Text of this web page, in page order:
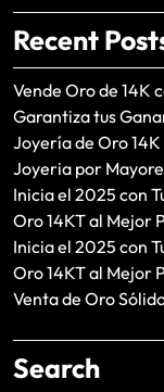
Recent
Vende Oro de 14K
Garantiza tus
Joyería de Oro
Joyeria por
Inicia el 2025 con
Oro 14KT al Mejor
Inicia el 2025 con
Oro 14KT al Mejor
Venta de Oro
Search